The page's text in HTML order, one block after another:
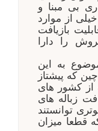
بی مبنا و
از موارد
بازیافت
را دارا
به این
که پیشتاز
از کشور های
زباله های
توانستند
که قطعا میزان